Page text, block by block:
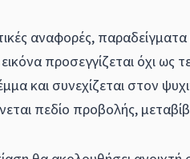
αναφορές,
προσεγγίζεται όχι ως
και συνεχίζεται στον
πεδίο προβολής,